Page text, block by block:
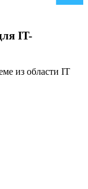
IT-
из области IT